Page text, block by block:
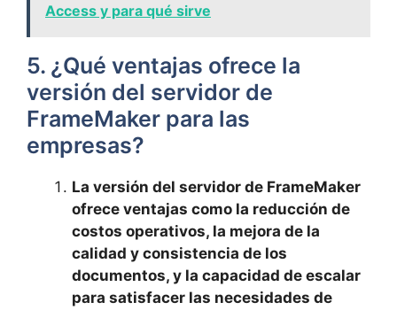
Access y para qué sirve
5. ¿Qué ventajas ofrece la
versión del servidor de
FrameMaker para las
empresas?
La versión del servidor de FrameMaker
ofrece ventajas como la reducción de
costos operativos, la mejora de la
calidad y consistencia de los
documentos, y la capacidad de escalar
para satisfacer las necesidades de